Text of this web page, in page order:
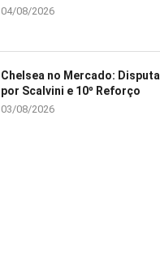
04/08/2026
Chelsea no Mercado: Disputa
por Scalvini e 10º Reforço
03/08/2026